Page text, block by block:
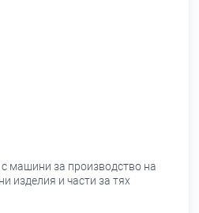
машини за производство на
изделия и части за тях